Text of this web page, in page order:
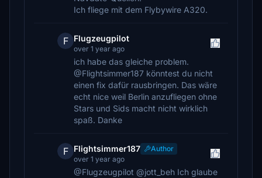
Ich fliege mit dem Flybywire A320.
F Flugzeugpilot
over 1 year ago
ich habe das gleiche problem.
@Flightsimmer187 könntest du nicht
einen fix dafür rausbringen. Das wäre
echt nice weil Berlin anzufliegen ohne
Stars und Sids macht nicht wirklich
spaß. Danke
F Flightsimmer187
Author
over 1 year ago
@Flugzeugpilot @jott_beh Ich glaube